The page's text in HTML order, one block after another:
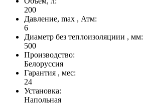
200
Давление, max , Атм:
6
Диаметр без теплоизоляциии , мм:
500
Производство:
Белоруссия
Гарантия , мес:
24
Установка:
Напольная